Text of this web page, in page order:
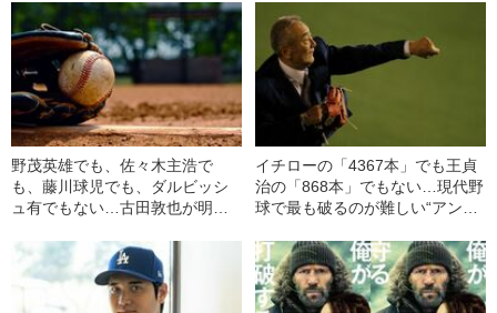
ポーツ事件簿
の“合コン写真”も》
野茂英雄でも、佐々木主浩で
も、藤川球児でも、ダルビッシ
ュ有でもない…古田敦也が明か
イチローの「4367本」でも王貞
治の「868本」でもない…現代野
球で最も破るのが難しい“アンタ